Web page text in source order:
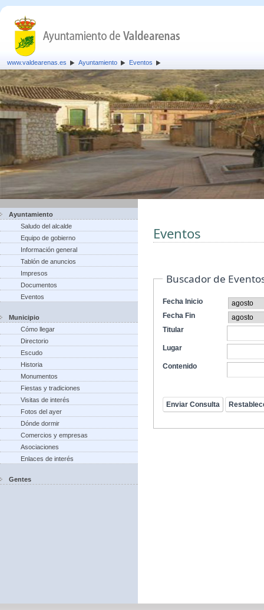
www.valdearenas.es Ayuntamiento Eventos
Ayuntamiento
Saludo del alcalde
Equipo de gobierno
Información general
Tablón de anuncios
Impresos
Documentos
Eventos
Municipio
Cómo llegar
Directorio
Escudo
Historia
Monumentos
Fiestas y tradiciones
Visitas de interés
Fotos del ayer
Dónde dormir
Comercios y empresas
Asociaciones
Enlaces de interés
Gentes
Eventos
Buscador de
Fecha Inicio
Fecha Fin
Titular
Lugar
Contenido